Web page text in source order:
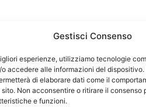
Gestisci Consenso
esperienze, utilizziamo tecnologie
accedere alle informazioni del
di elaborare dati come il
sito. Non acconsentire o ritirare il
e funzioni.